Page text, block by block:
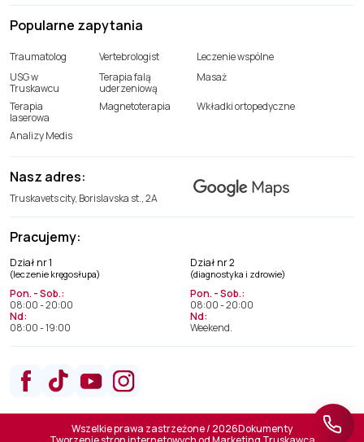
Pracujemy:
Dział nr 1
(leczenie kręgosłupa)
Pon. - Sob.:
08:00 - 20:00
Nd:
08:00 - 19:00
Dział nr 2
(diagnostyka i zdrowie)
Pon. - Sob.:
08:00 - 20:00
Nd:
Weekend.
Nasz adres:
Truskavets city, Borislavska st., 2A
Popularne zapytania
Traumatolog Vertebrologist
Leczenie wspólne
USG w
Truskawcu
Terapia falą
uderzeniową
Masaż
Terapia
laserowa
Magnetoterapia Wkładki ortopedyczne
Analizy Medis
Wszelkie prawa zastrzeżone / 2026Dokumenty
Oddział Leczenia Kręgosłupa
+38(066) 209 52 46
Departament Diagnostyki i Zdrowia